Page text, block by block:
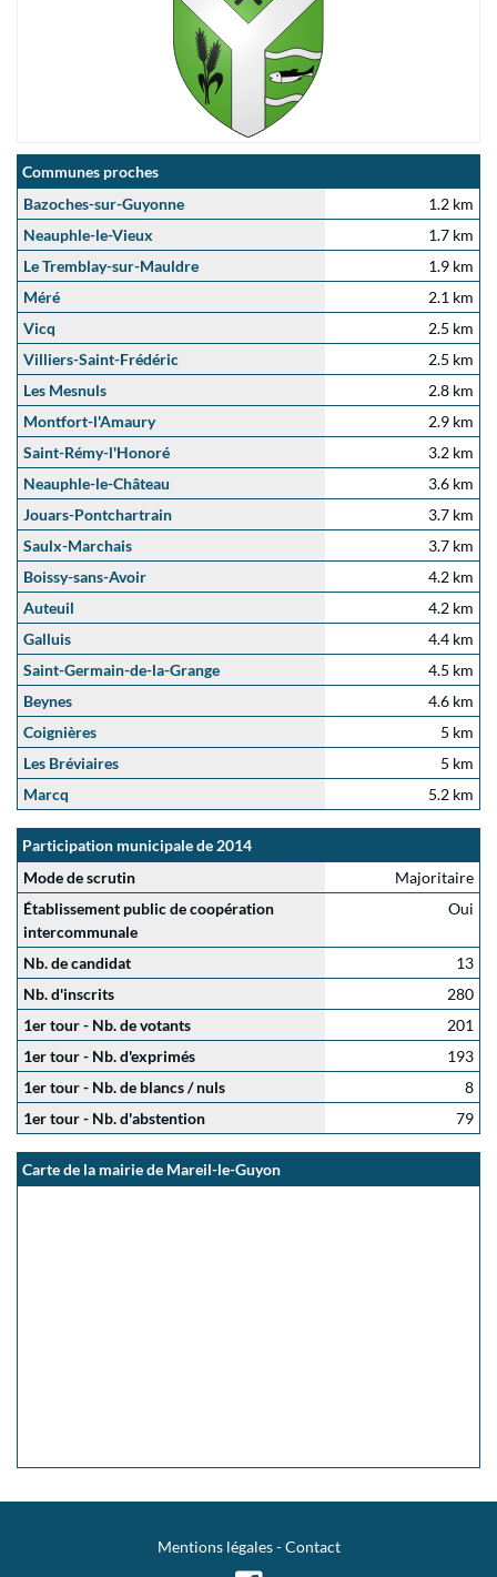
Communes proches
Bazoches-sur-Guyonne
1.2 km
Neauphle-le-Vieux
1.7 km
Le Tremblay-sur-Mauldre
1.9 km
Méré
2.1 km
Vicq
2.5 km
Villiers-Saint-Frédéric
2.5 km
Les Mesnuls
2.8 km
Montfort-l'Amaury
2.9 km
Saint-Rémy-l'Honoré
3.2 km
Neauphle-le-Château
3.6 km
Jouars-Pontchartrain
3.7 km
Saulx-Marchais
3.7 km
Boissy-sans-Avoir
4.2 km
Auteuil
4.2 km
Galluis
4.4 km
Saint-Germain-de-la-Grange
4.5 km
Beynes
4.6 km
Coignières
5 km
Les Bréviaires
5 km
Marcq
5.2 km
Participation municipale de 2014
Mode de scrutin
Majoritaire
Établissement public de coopération
intercommunale
Oui
Nb. de candidat
13
Nb. d'inscrits
280
1er tour - Nb. de votants
201
1er tour - Nb. d'exprimés
193
1er tour - Nb. de blancs / nuls
8
1er tour - Nb. d'abstention
79
Carte de la mairie de Mareil-le-Guyon
Mentions légales-Contact